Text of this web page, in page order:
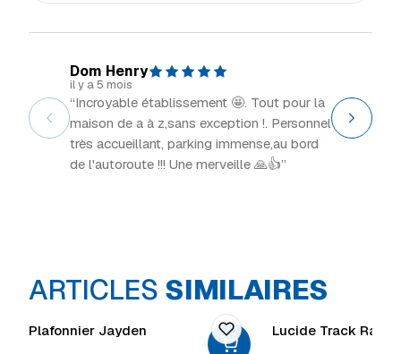
Dom Henry
il y a 5 mois
“Incroyable établissement 🤩. Tout pour la
maison de a à z,sans exception !. Personnel
très accueillant, parking immense,au bord
de l'autoroute !!! Une merveille 🙏👍”
“Grand
ARTICLES SIMILAIRES
Plafonnier Jayden Lucide Track Rail